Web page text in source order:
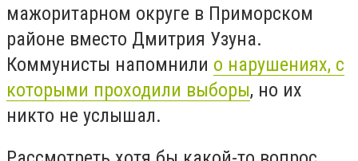
мажоритарном округе в Приморском
районе вместо Дмитрия Узуна.
Коммунисты напомнили о нарушениях, с
которыми проходили выборы, но их
никто не услышал.